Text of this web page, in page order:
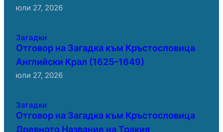
юли 27, 2026
Загадки
Отговор на Загадка към Кръстословица
Английски Крал (1625–1649)
юли 27, 2026
Загадки
Отговор на Загадка към Кръстословица
Древното Название на Тракия